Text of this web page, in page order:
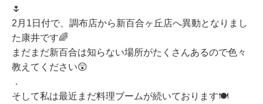
🌷
2月1日付で、調布店から新百合ヶ丘店へ異動となりまし
た康井です🌈
まだまだ新百合は知らない場所がたくさんあるので色々
教えてください😲
．
そして私は最近まだ料理ブームが続いております🍽